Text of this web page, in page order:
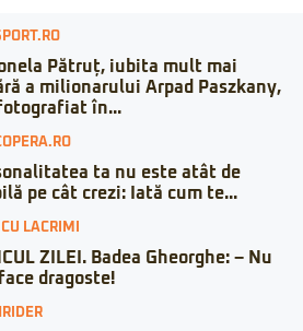
Pătruț, iubita mult mai
a milionarului Arpad Paszkany,
în...
ta nu este atât de
pe cât crezi: Iată cum te...
LACRIMI
ZILEI. Badea Gheorghe: – Nu
dragoste!